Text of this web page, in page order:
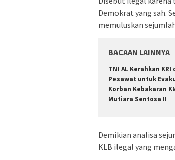
Demokrat yang sah.
memuluskan
BACAAN LAINNYA
TNI AL Kerahkan KRI
Pesawat untuk
Korban Kebakaran
Mutiara Sentosa II
Demikian analisa
KLB ilegal yang